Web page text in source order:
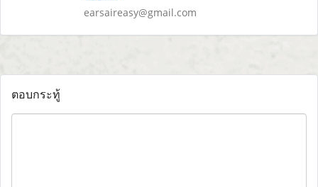
earsaireasy@gmail.com
ตอบกระทู้